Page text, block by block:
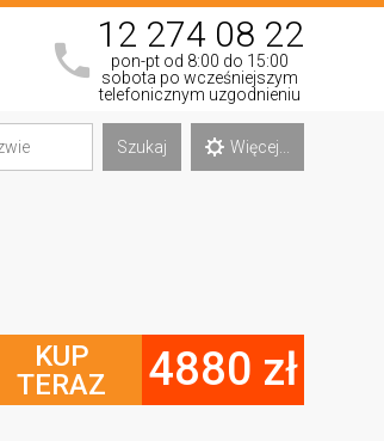
12 274 08 22
pon-pt od 8:00 do 15:00
sobota po wcześniejszym
telefonicznym uzgodnieniu
Szukaj Więcej...
KUP
TERAZ
4880 zł